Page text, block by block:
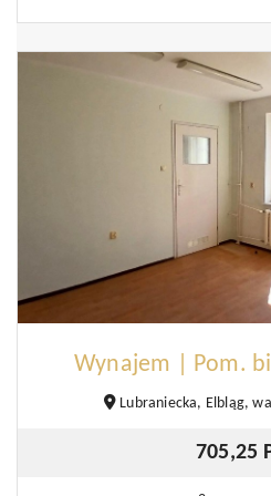
Wynajem | Pom.
Lubraniecka, Elbląg,
705,25